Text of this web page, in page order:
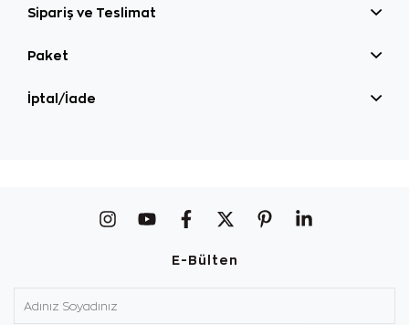
Sipariş ve Teslimat
Paket
İptal/İade
E-Bülten